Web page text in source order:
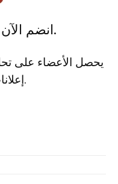
انضم الآن لمواصلة القراءة.
يحصل الأعضاء على
.